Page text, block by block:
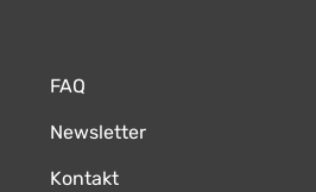
FAQ
Newsletter
Kontakt